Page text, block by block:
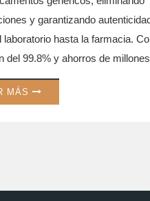
y garantizando
laboratorio hasta la farmacia.
del 99.8% y ahorros de
la seguridad farmacéutica.
MÁS